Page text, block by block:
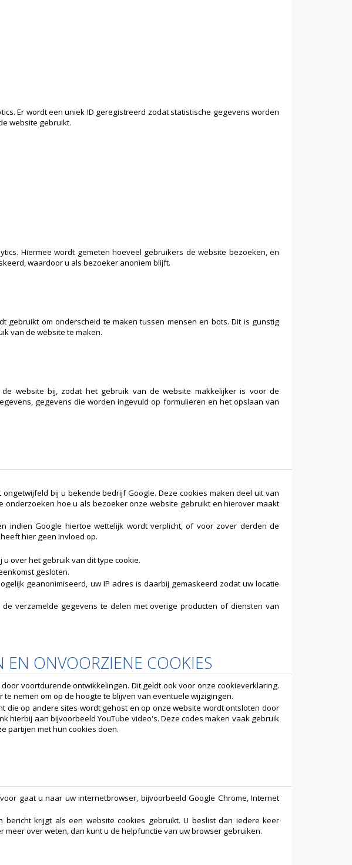
Er wordt een uniek ID geregistreerd zodat statistische gegevens worden
website gebruikt.
Hiermee wordt gemeten hoeveel gebruikers de website bezoeken, en
waardoor u als bezoeker anoniem blijft.
gebruikt om onderscheid te maken tussen mensen en bots. Dit is gunstig
van de website te maken.
website bij, zodat het gebruik van de website makkelijker is voor de
gegevens die worden ingevuld op formulieren en het opslaan van
bij u bekende bedrijf Google. Deze cookies maken deel uit van
onderzoeken hoe u als bezoeker onze website gebruikt en hierover maakt
indien Google hiertoe wettelijk wordt verplicht, of voor zover derden de
hier geen invloed op.
over het gebruik van dit type cookie.
gesloten.
geanonimiseerd, uw IP adres is daarbij gemaskeerd zodat uw locatie
verzamelde gegevens te delen met overige producten of diensten van
ONVOORZIENE COOKIES
voortdurende ontwikkelingen. Dit geldt ook voor onze cookieverklaring.
nemen om op de hoogte te blijven van eventuele wijzigingen.
die op andere sites wordt gehost en op onze website wordt ontsloten door
hierbij aan bijvoorbeeld YouTube video's. Deze codes maken vaak gebruik
partijen met hun cookies doen.
gaat u naar uw internetbrowser, bijvoorbeeld Google Chrome, Internet
krijgt als een website cookies gebruikt. U beslist dan iedere keer
over weten, dan kunt u de helpfunctie van uw browser gebruiken.